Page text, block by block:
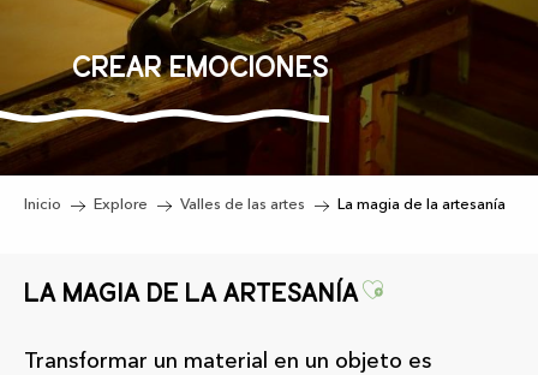
Crear emociones
Inicio Explore Valles de las artes La magia de la artesanía
La magia de la artesaníaAjouter
Transformar un material en un objeto es